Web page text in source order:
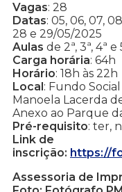
Vagas: 28
Datas: 05, 06, 07,
28 e 29/05/2025
Aulas de 2ª, 3ª, 4ª
Carga horária: 64h
Horário: 18h às 22h
Local : Fundo
Manoela Lacerda
Anexo ao Parque
Pré-requisito: ter,
Link de
inscrição: https://
Assessoria de